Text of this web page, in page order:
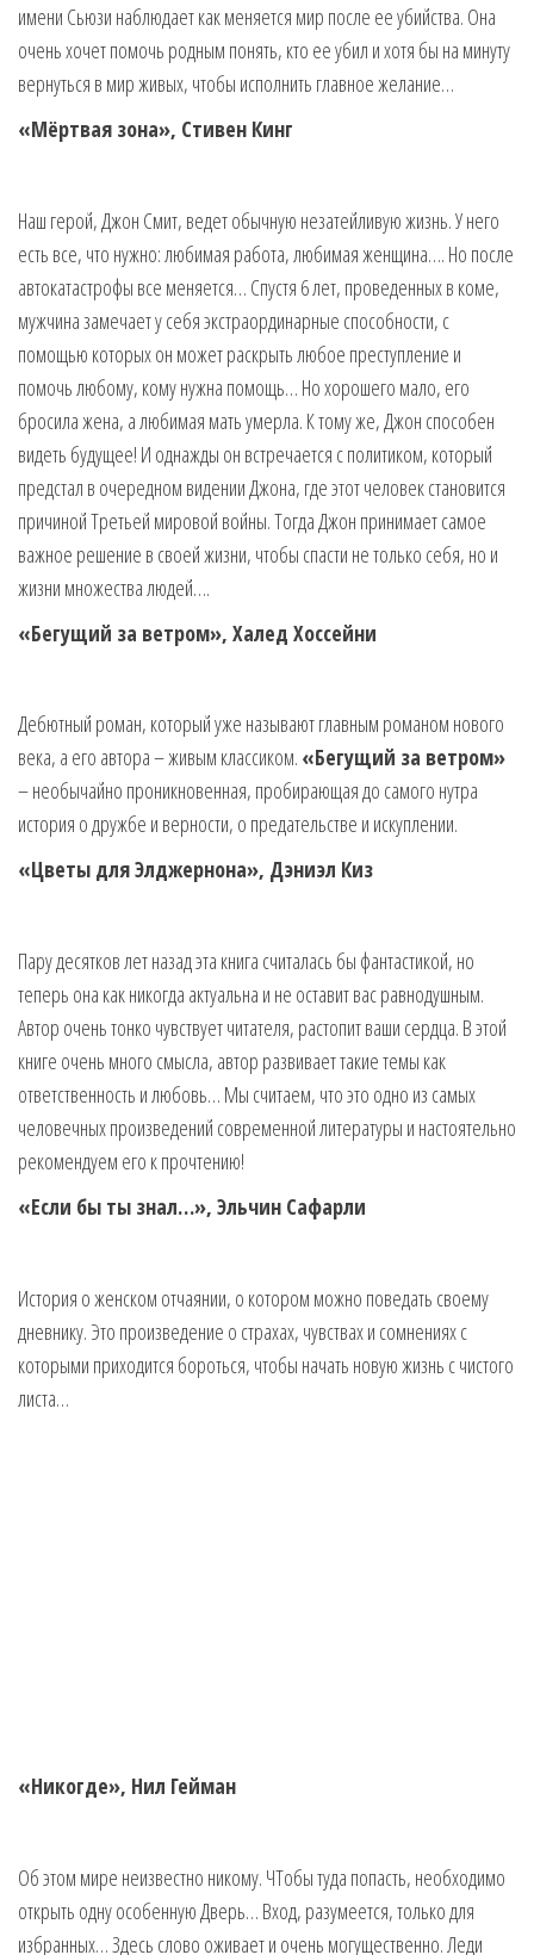
имени Сьюзи наблюдает как меняется мир после ее убийства. Она
очень хочет помочь родным понять, кто ее убил и хотя бы на минуту
вернуться в мир живых, чтобы исполнить главное желание…
«Мёртвая зона», Стивен Кинг
Наш герой, Джон Смит, ведет обычную незатейливую жизнь. У него
есть все, что нужно: любимая работа, любимая женщина…. Но после
автокатастрофы все меняется… Спустя 6 лет, проведенных в коме,
мужчина замечает у себя экстраординарные способности, с
помощью которых он может раскрыть любое преступление и
помочь любому, кому нужна помощь… Но хорошего мало, его
бросила жена, а любимая мать умерла. К тому же, Джон способен
видеть будущее! И однажды он встречается с политиком, который
предстал в очередном видении Джона, где этот человек становится
причиной Третьей мировой войны. Тогда Джон принимает самое
важное решение в своей жизни, чтобы спасти не только себя, но и
жизни множества людей….
«Бегущий за ветром», Халед Хоссейни
Дебютный роман, который уже называют главным романом нового
века, а его автора – живым классиком. «Бегущий за ветром»
– необычайно проникновенная, пробирающая до самого нутра
история о дружбе и верности, о предательстве и искуплении.
«Цветы для Элджернона», Дэниэл Киз
Пару десятков лет назад эта книга считалась бы фантастикой, но
теперь она как никогда актуальна и не оставит вас равнодушным.
Автор очень тонко чувствует читателя, растопит ваши сердца. В этой
книге очень много смысла, автор развивает такие темы как
ответственность и любовь… Мы считаем, что это одно из самых
человечных произведений современной литературы и настоятельно
рекомендуем его к прочтению!
«Если бы ты знал…», Эльчин Сафарли
История о женском отчаянии, о котором можно поведать своему
дневнику. Это произведение о страхах, чувствах и сомнениях с
которыми приходится бороться, чтобы начать новую жизнь с чистого
листа…
«Никогде», Нил Гейман
Об этом мире неизвестно никому. ЧТобы туда попасть, необходимо
открыть одну особенную Дверь… Вход, разумеется, только для
избранных… Здесь слово оживает и очень могущественно. Леди